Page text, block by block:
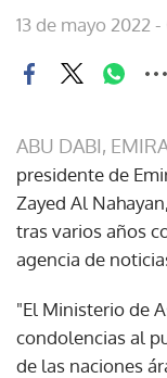
13 de mayo 2022
ABU DABI,
presidente de
Zayed Al
tras varios años
agencia de
"El Ministerio de
condolencias al
de las naciones